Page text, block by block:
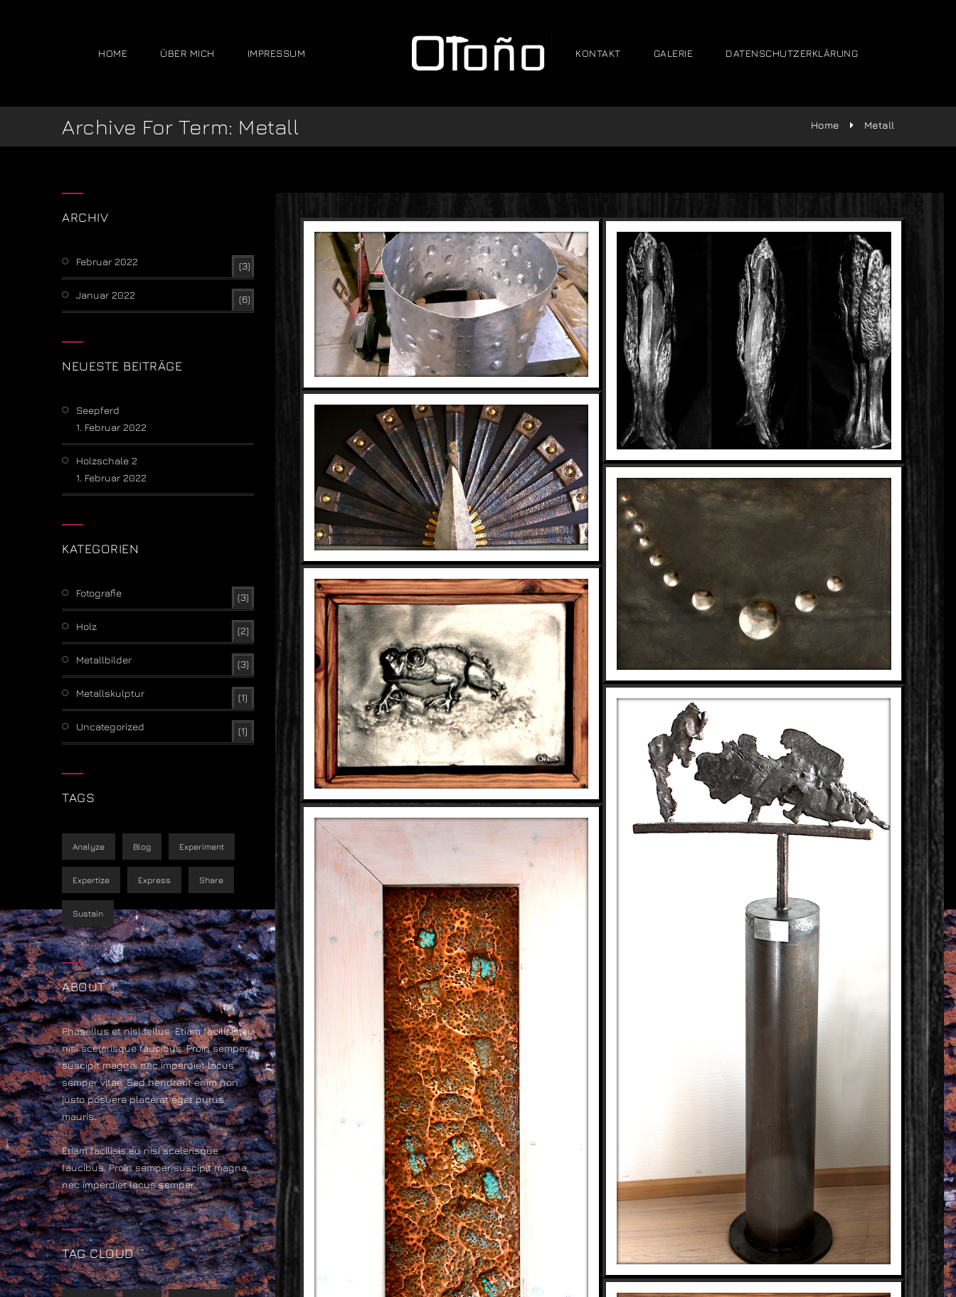
HOME ÜBER MICH IMPRESSUM KONTAKT GALERIE DATENSCHUTZERKLÄRUNG
Archive For Term: Metall Home Metall
ARCHIV
Februar 2022 (3)
Januar 2022 (6)
NEUESTE BEITRÄGE
Seepferd
1. Februar 2022
Holzschale 2
1. Februar 2022
KATEGORIEN
Fotografie (3)
Holz (2)
Metallbilder (3)
Metallskulptur (1)
Uncategorized (1)
TAGS
Analyze Blog Experiment
Expertize Express Share
Sustain
ABOUT
Phasellus et nisl tellus. Etiam facilisis eu
nisi scelerisque faucibus. Proin semper
suscipit magna, nec imperdiet lacus
semper vitae. Sed hendrerit enim non
justo posuere placerat eget purus
mauris.
Etiam facilisis eu nisi scelerisque
faucibus. Proin semper suscipit magna,
nec imperdiet lacus semper.
TAG CLOUD